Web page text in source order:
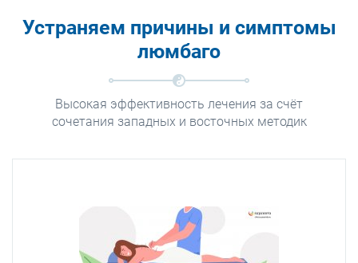
Устраняем причины и симптомы
люмбаго
Высокая эффективность лечения за счёт
сочетания западных и восточных методик